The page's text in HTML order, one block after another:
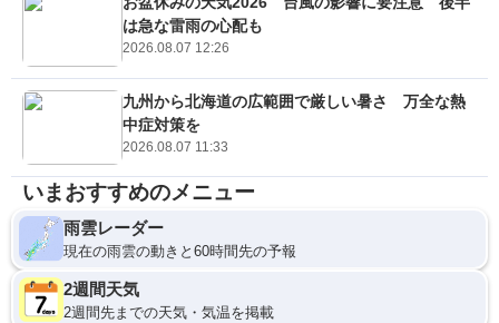
は急な雷雨の心配も
2026.08.07 12:26
九州から北海道の広範囲で厳しい暑さ 万全な熱
中症対策を
2026.08.07 11:33
いまおすすめのメニュー
雨雲レーダー
現在の雨雲の動きと60時間先の予報
2週間天気
2週間先までの天気・気温を掲載